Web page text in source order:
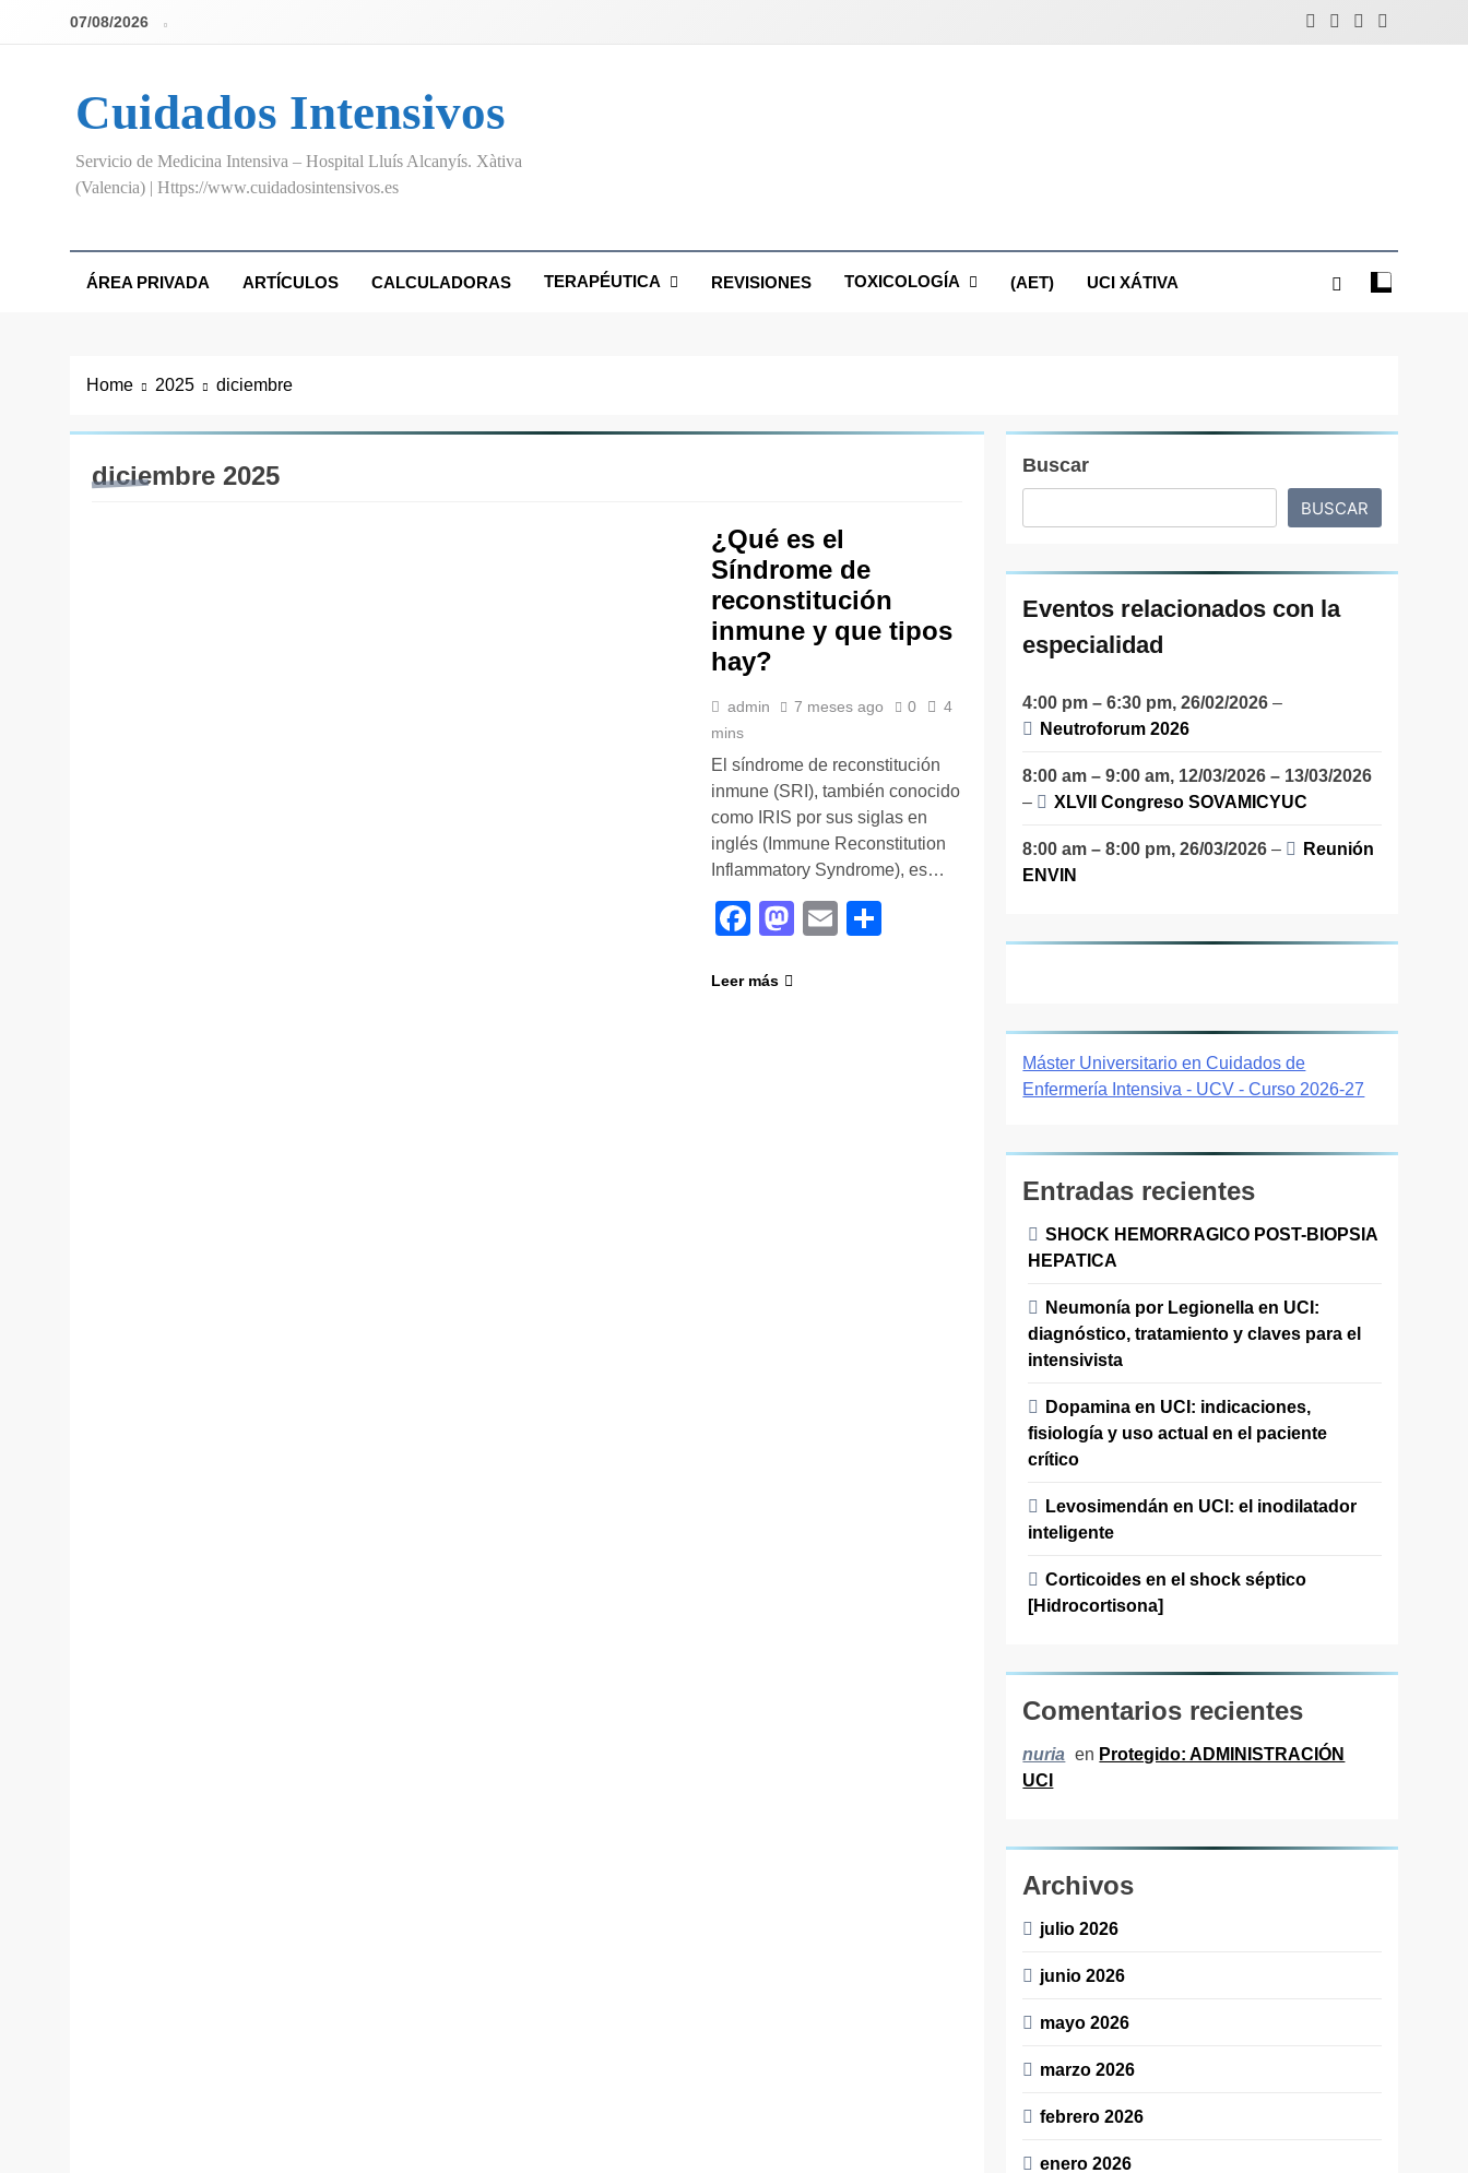
07/08/2026
Cuidados Intensivos
Servicio de Medicina Intensiva – Hospital Lluís Alcanyís. Xàtiva
(Valencia) | Https://www.cuidadosintensivos.es
ÁREA PRIVADA ARTÍCULOS CALCULADORAS TERAPÉUTICA REVISIONES TOXICOLOGÍA (AET) UCI XÁTIVA
Home 2025 diciembre
diciembre 2025
¿Qué es el
Síndrome de
reconstitución
inmune y que tipos
hay?
admin 7 meses ago 0
4
mins
El síndrome de reconstitución
inmune (SRI), también conocido
como IRIS por sus siglas en
inglés (Immune Reconstitution
Inflammatory Syndrome), es…
Facebook
Mastodon
Email
Leer más
Buscar
BUSCAR
Eventos relacionados con la
especialidad
4:00 pm – 6:30 pm,26/02/2026 –
Neutroforum 2026
8:00 am – 9:00 am, 12/03/2026 – 13/03/2026
–
XLVII Congreso SOVAMICYUC
8:00 am – 8:00 pm,26/03/2026 –
Reunión
ENVIN
Máster Universitario en Cuidados de
Enfermería Intensiva - UCV - Curso 2026-27
Entradas recientes
SHOCK HEMORRAGICO POST-BIOPSIA
HEPATICA
Neumonía por Legionella en UCI:
diagnóstico, tratamiento y claves para el
intensivista
Dopamina en UCI: indicaciones,
fisiología y uso actual en el paciente
crítico
Levosimendán en UCI: el inodilatador
inteligente
Corticoides en el shock séptico
[Hidrocortisona]
Comentarios recientes
nuria en Protegido: ADMINISTRACIÓN
UCI
Archivos
julio 2026
junio 2026
mayo 2026
marzo 2026
febrero 2026
enero 2026